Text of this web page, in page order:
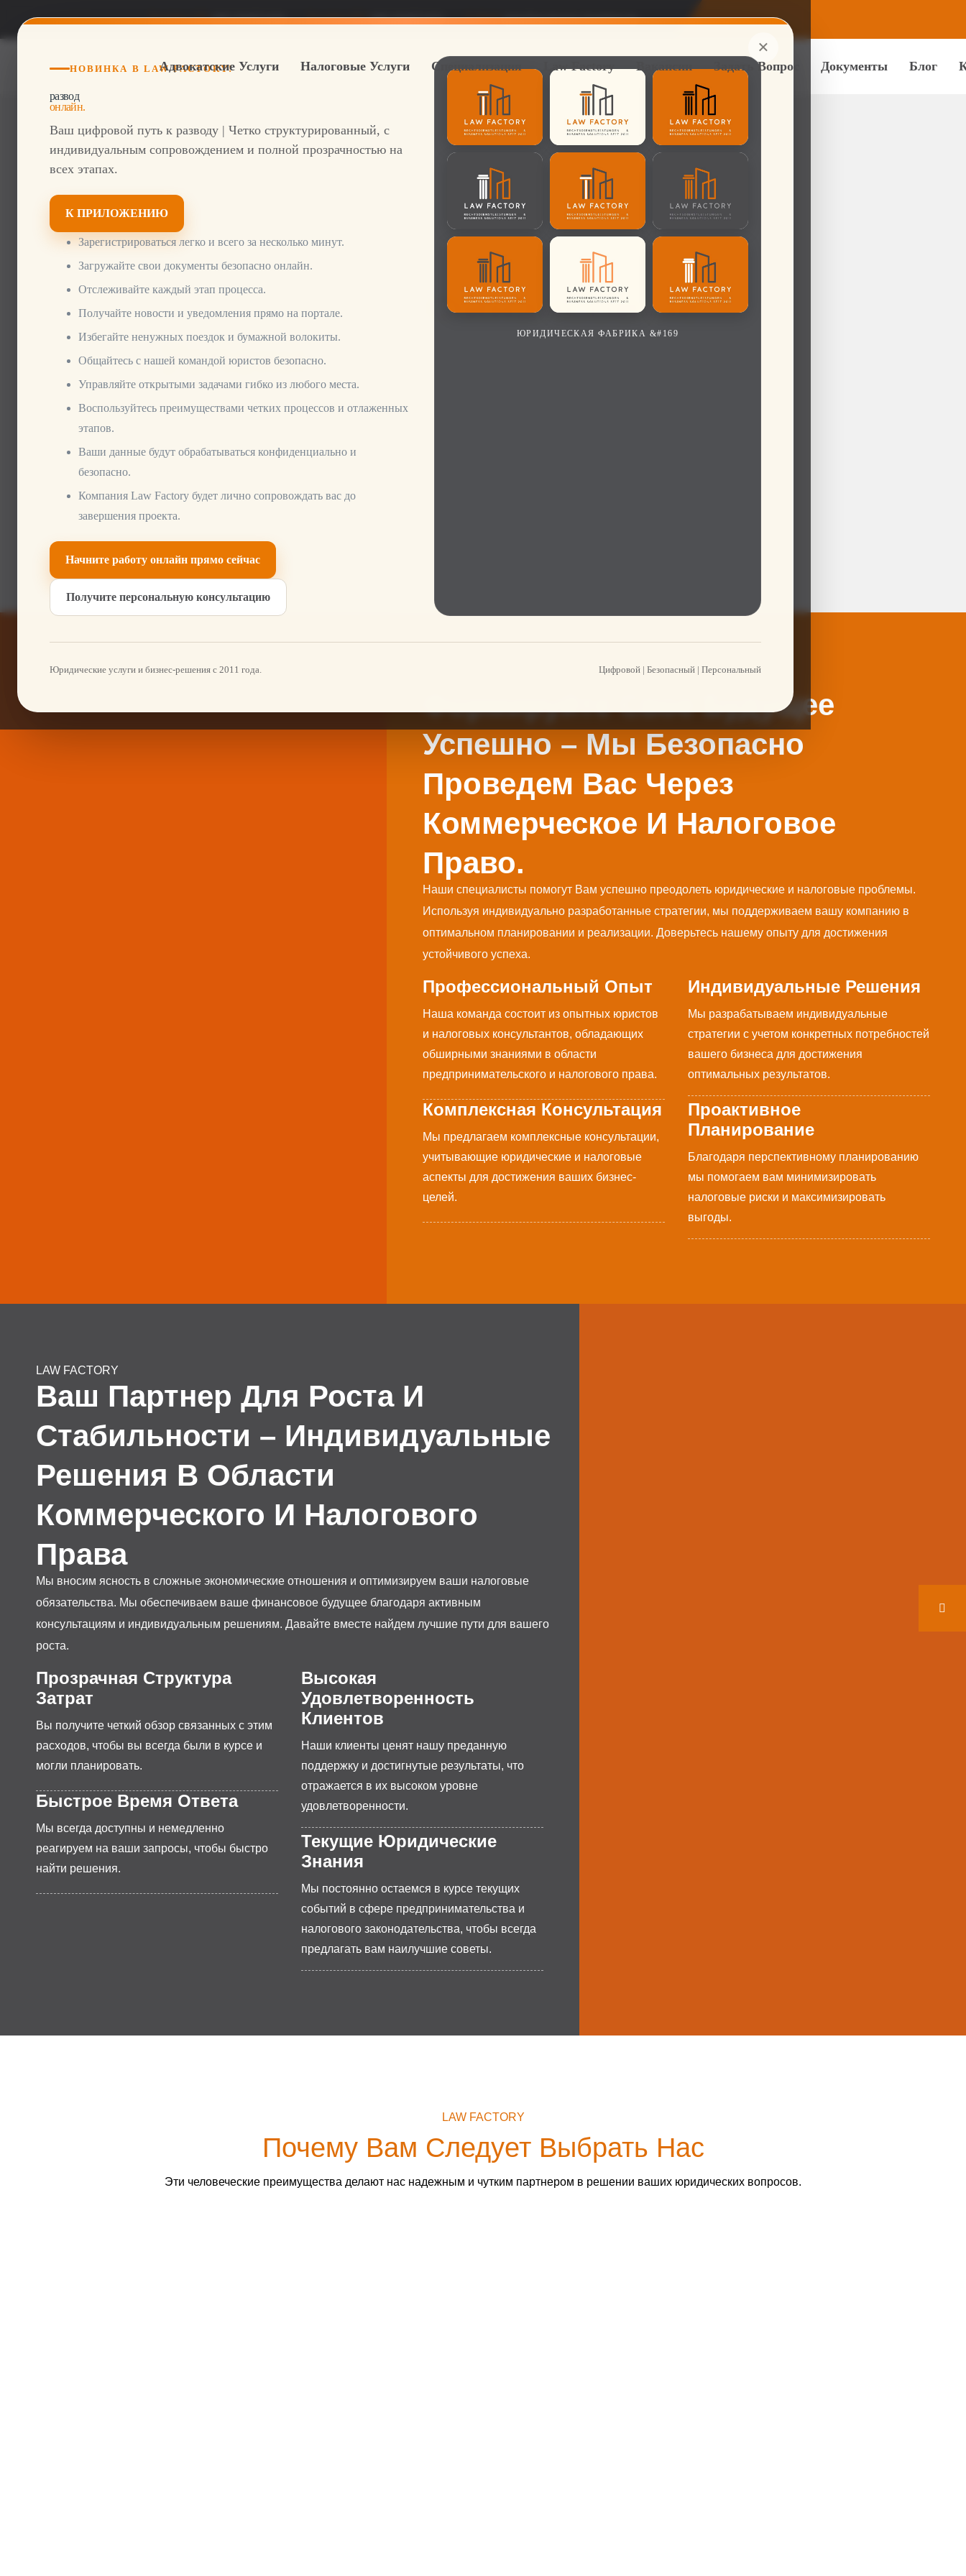
×
НОВИНКА В LAW FACTORY!
развод
онлайн.
Ваш цифровой путь к разводу | Четко структурированный, с
индивидуальным сопровождением и полной прозрачностью на
всех этапах.
К ПРИЛОЖЕНИЮ
Зарегистрироваться легко и всего за несколько минут.
Загружайте свои документы безопасно онлайн.
Отслеживайте каждый этап процесса.
Получайте новости и уведомления прямо на портале.
Избегайте ненужных поездок и бумажной волокиты.
Общайтесь с нашей командой юристов безопасно.
Управляйте открытыми задачами гибко из любого места.
Воспользуйтесь преимуществами четких процессов и отлаженных
этапов.
Ваши данные будут обрабатываться конфиденциально и
безопасно.
Компания Law Factory будет лично сопровождать вас до
завершения проекта.
Начните работу онлайн прямо сейчас
Получите персональную консультацию
ЮРИДИЧЕСКАЯ ФАБРИКА &#169
Юридические услуги и бизнес-решения с 2011 года. Цифровой | Безопасный | Персональный
Телефон DE 069 264922420 Телефон RU 069 264922422 E-Mail: info@lawfactory-frankfurt.de
Адвокатские Услуги Налоговые Услуги Специализация Law Factory Вакансии Задать Вопрос Документы Блог
Бизнес И Налоговое Право
Для Вашего
Финансовые
Успехи— Компетентные
Консультации По Вопросам
Предпринимательства И
Налогового Права
Благодаря нашему опыту в области коммерческого и налогового права, мы поможем вам
оптимально разработать вашу бизнес-стратегию. Мы предлагаем индивидуальные решения,
соответствующие вашим финансовым целям. Доверьтесь нашим комплексным консультациям
по вопросам юридической безопасности и налоговой эффективности.
Формируйте Свое Будущее
Успешно – Мы Безопасно
Проведем Вас Через
Коммерческое И Налоговое
Право.
Наши специалисты помогут Вам успешно преодолеть юридические и налоговые проблемы.
Используя индивидуально разработанные стратегии, мы поддерживаем вашу компанию в
оптимальном планировании и реализации. Доверьтесь нашему опыту для достижения
устойчивого успеха.
Профессиональный Опыт
Наша команда состоит из опытных юристов
и налоговых консультантов, обладающих
обширными знаниями в области
предпринимательского и налогового права.
Комплексная Консультация
Мы предлагаем комплексные консультации,
учитывающие юридические и налоговые
аспекты для достижения ваших бизнес-
целей.
Индивидуальные Решения
Мы разрабатываем индивидуальные
стратегии с учетом конкретных потребностей
вашего бизнеса для достижения
оптимальных результатов.
Проактивное
Планирование
Благодаря перспективному планированию
мы помогаем вам минимизировать
налоговые риски и максимизировать
выгоды.
LAW FACTORY
Ваш Партнер Для Роста И
Стабильности – Индивидуальные
Решения В Области
Коммерческого И Налогового
Права
Мы вносим ясность в сложные экономические отношения и оптимизируем ваши налоговые
обязательства. Мы обеспечиваем ваше финансовое будущее благодаря активным
консультациям и индивидуальным решениям. Давайте вместе найдем лучшие пути для вашего
роста.
Прозрачная Структура
Затрат
Вы получите четкий обзор связанных с этим
расходов, чтобы вы всегда были в курсе и
могли планировать.
Быстрое Время Ответа
Мы всегда доступны и немедленно
реагируем на ваши запросы, чтобы быстро
найти решения.
Высокая
Удовлетворенность
Клиентов
Наши клиенты ценят нашу преданную
поддержку и достигнутые результаты, что
отражается в их высоком уровне
удовлетворенности.
Текущие Юридические
Знания
Мы постоянно остаемся в курсе текущих
событий в сфере предпринимательства и
налогового законодательства, чтобы всегда
предлагать вам наилучшие советы.
LAW FACTORY
Почему Вам Следует Выбрать Нас
Эти человеческие преимущества делают нас надежным и чутким партнером в решении ваших юридических вопросов.